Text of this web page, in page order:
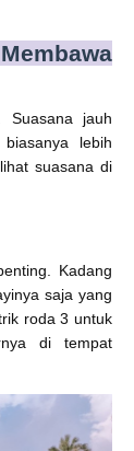
Suasana jauh
lebih
suasana di
Kadang
saja yang
roda 3 untuk
di tempat